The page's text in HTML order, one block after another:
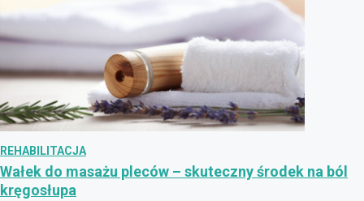
REHABILITACJA
Wałek do masażu pleców – skuteczny środek na ból
kręgosłupa